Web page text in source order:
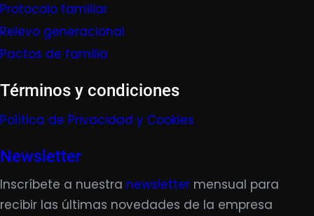
Protocolo familiar
Relevo generacional
Pactos de familia
Términos y condiciones
Política de Privacidad y Cookies
Newsletter
Inscríbete a nuestra newsletter mensual para
recibir las últimas novedades de la empresa